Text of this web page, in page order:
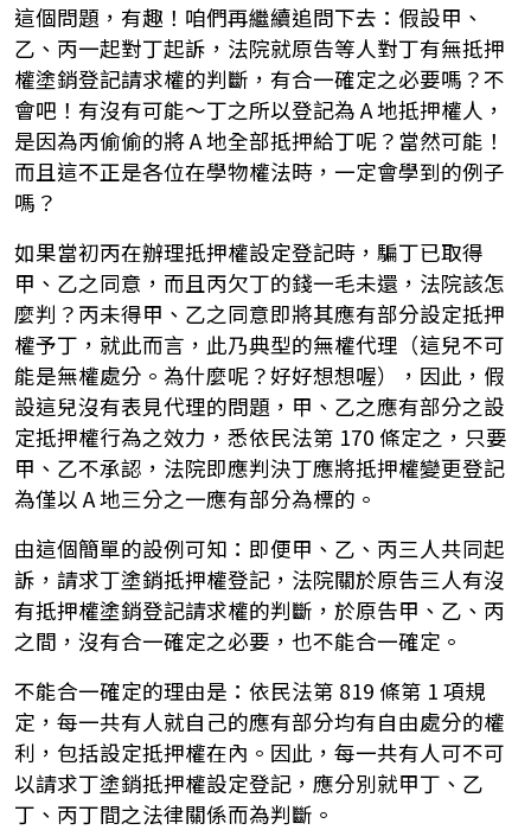
這個問題，有趣！咱們再繼續追問下去：假設甲、
乙、丙一起對丁起訴，法院就原告等人對丁有無抵押
權塗銷登記請求權的判斷，有合一確定之必要嗎？不
會吧！有沒有可能～丁之所以登記為 A 地抵押權人，
是因為丙偷偷的將 A 地全部抵押給丁呢？當然可能！
而且這不正是各位在學物權法時，一定會學到的例子
嗎？
如果當初丙在辦理抵押權設定登記時，騙丁已取得
甲、乙之同意，而且丙欠丁的錢一毛未還，法院該怎
麼判？丙未得甲、乙之同意即將其應有部分設定抵押
權予丁，就此而言，此乃典型的無權代理（這兒不可
能是無權處分。為什麼呢？好好想想喔），因此，假
設這兒沒有表見代理的問題，甲、乙之應有部分之設
定抵押權行為之效力，悉依民法第 170 條定之，只要
甲、乙不承認，法院即應判決丁應將抵押權變更登記
為僅以 A 地三分之一應有部分為標的。
由這個簡單的設例可知：即便甲、乙、丙三人共同起
訴，請求丁塗銷抵押權登記，法院關於原告三人有沒
有抵押權塗銷登記請求權的判斷，於原告甲、乙、丙
之間，沒有合一確定之必要，也不能合一確定。
不能合一確定的理由是：依民法第 819 條第 1 項規
定，每一共有人就自己的應有部分均有自由處分的權
利，包括設定抵押權在內。因此，每一共有人可不可
以請求丁塗銷抵押權設定登記，應分別就甲丁、乙
丁、丙丁間之法律關係而為判斷。